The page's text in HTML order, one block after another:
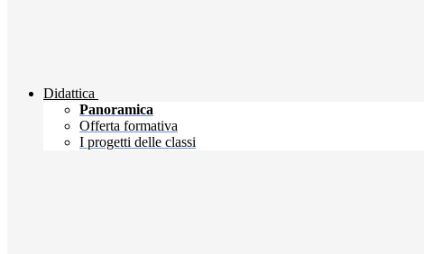
Didattica
Panoramica
Offerta formativa
I progetti delle classi